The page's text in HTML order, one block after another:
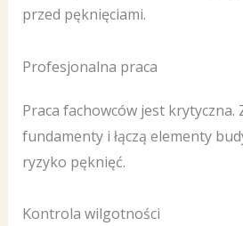
przed pęknięciami.
Profesjonalna praca
Praca fachowców jest krytyczna.
fundamenty i łączą elementy
ryzyko pęknięć.
Kontrola wilgotności